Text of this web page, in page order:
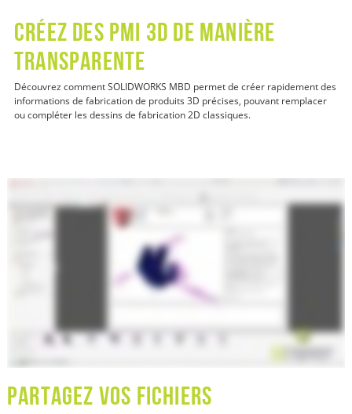
CRÉEZ DES PMI 3D DE MANIÈRE
TRANSPARENTE
Découvrez comment SOLIDWORKS MBD permet de créer rapidement des
informations de fabrication de produits 3D précises, pouvant remplacer
ou compléter les dessins de fabrication 2D classiques.
PARTAGEZ VOS FICHIERS